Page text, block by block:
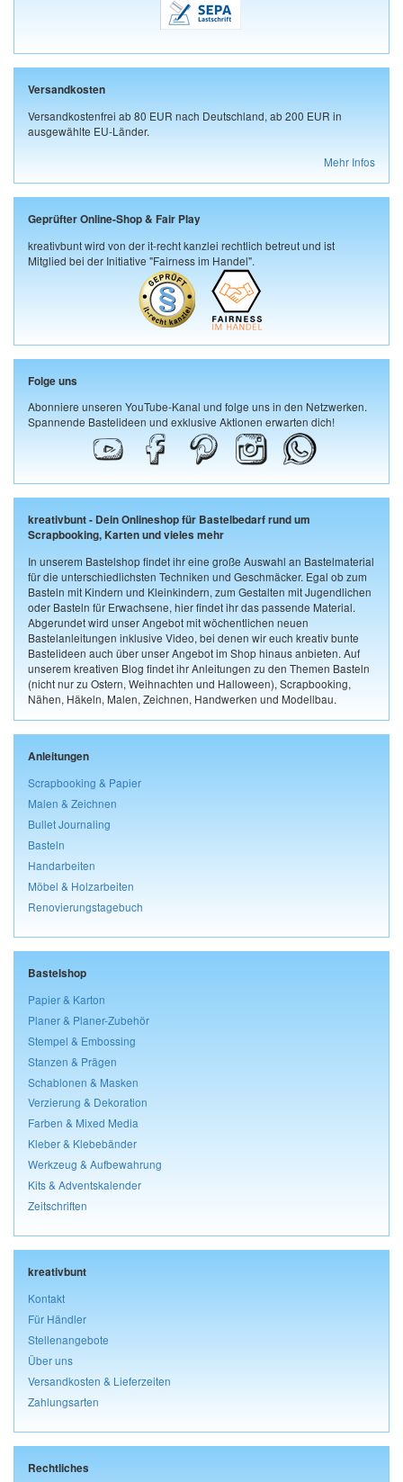
Versandkosten
Versandkostenfrei ab 80 EUR nach Deutschland, ab 200 EUR in
ausgewählte EU-Länder.
Mehr Infos
Geprüfter Online-Shop & Fair Play
kreativbunt wird von der it-recht kanzlei rechtlich betreut und ist
Mitglied bei der Initiative "Fairness im Handel".
Folge uns
Abonniere unseren YouTube-Kanal und folge uns in den Netzwerken.
Spannende Bastelideen und exklusive Aktionen erwarten dich!
kreativbunt - Dein Onlineshop für Bastelbedarf rund um
Scrapbooking, Karten und vieles mehr
In unserem Bastelshop findet ihr eine große Auswahl an Bastelmaterial
für die unterschiedlichsten Techniken und Geschmäcker. Egal ob zum
Basteln mit Kindern und Kleinkindern, zum Gestalten mit Jugendlichen
oder Basteln für Erwachsene, hier findet ihr das passende Material.
Abgerundet wird unser Angebot mit wöchentlichen neuen
Bastelanleitungen inklusive Video, bei denen wir euch kreativ bunte
Bastelideen auch über unser Angebot im Shop hinaus anbieten. Auf
unserem kreativen Blog findet ihr Anleitungen zu den Themen Basteln
(nicht nur zu Ostern, Weihnachten und Halloween), Scrapbooking,
Nähen, Häkeln, Malen, Zeichnen, Handwerken und Modellbau.
Anleitungen
Scrapbooking & Papier
Malen & Zeichnen
Bullet Journaling
Basteln
Handarbeiten
Möbel & Holzarbeiten
Renovierungstagebuch
Bastelshop
Papier & Karton
Planer & Planer-Zubehör
Stempel & Embossing
Stanzen & Prägen
Schablonen & Masken
Verzierung & Dekoration
Farben & Mixed Media
Kleber & Klebebänder
Werkzeug & Aufbewahrung
Kits & Adventskalender
Zeitschriften
kreativbunt
Kontakt
Für Händler
Stellenangebote
Über uns
Versandkosten & Lieferzeiten
Zahlungsarten
Rechtliches